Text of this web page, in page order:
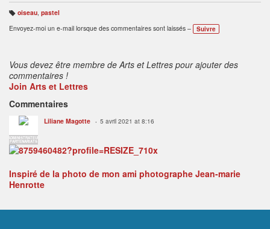
B
ali
s
oiseau, pastel
Envoyez-moi un e-mail lorsque des commentaires sont laissés –
Suivre
Vous devez être membre de Arts et Lettres pour ajouter des
commentaires !
Join Arts et Lettres
Commentaires
ADMINISTRATEUR
PARTENARIATS
Liliane Magotte 5 avril 2021 at 8:16
Inspiré de la photo de mon ami photographe Jean-marie
Henrotte